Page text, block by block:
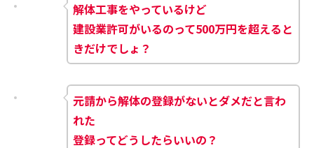
解体工事をやっているけど
建設業許可がいるのって500万円を超えると
きだけでしょ？
元請から解体の登録がないとダメだと言わ
れた
登録ってどうしたらいいの？